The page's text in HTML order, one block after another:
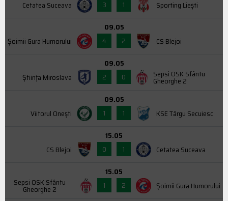
Cetatea Suceava 3 1 Sporting Liești
Şoimii Gura Humorului
09.05
4
2 CS Blejoi
Știința Miroslava
09.05
2
0 Sepsi OSK Sfântu
Gheorghe 2
Viitorul Onești
09.05
1
1 KSE Târgu Secuiesc
CS Blejoi
15.05
0
1 Cetatea Suceava
Sepsi OSK Sfântu
Gheorghe 2
15.05
1
2 Şoimii Gura Humorului